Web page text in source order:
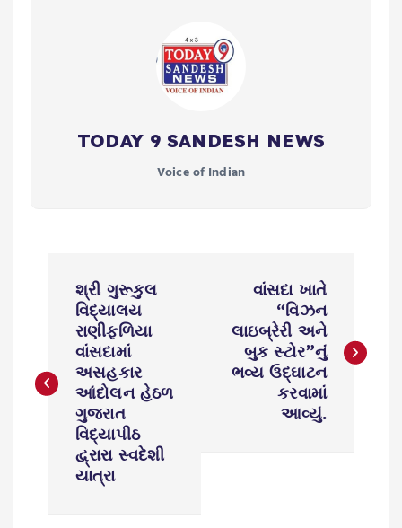
TODAY 9 SANDESH NEWS
Voice of Indian
s
t
શ્રી ગુરૂકુલ
વિદ્યાલય
રાણીફળિયા
વાંસદામાં
અસહકાર
આંદોલન હેઠળ
ગુજરાત
વિદ્યાપીઠ
દ્વ્રારા સ્વદેશી
યાત્રા
વાંસદા ખાતે
“વિઝન
લાઇબ્રેરી અને
બુક સ્ટોર”નું
ભવ્ય ઉદ્ઘાટન
કરવામાં
આવ્યું.